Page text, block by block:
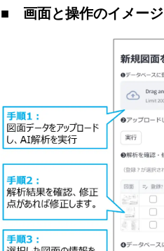
■ 画面と操作のイメージ